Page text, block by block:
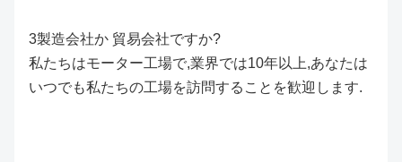
3製造会社か 貿易会社ですか?
私たちはモーター工場で,業界では10年以上,あなたは
いつでも私たちの工場を訪問することを歓迎します.